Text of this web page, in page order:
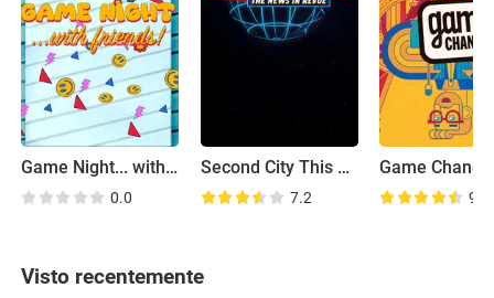
Game Night... with Friends!
0.0
Second City This Week
7.2
Game
9.2
Visto recentemente